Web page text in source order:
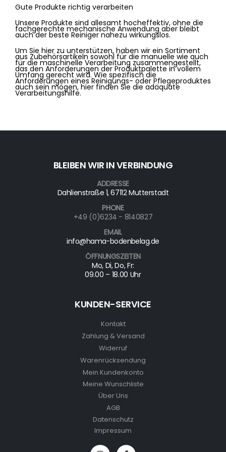
Gute Produkte richtig verarbeiten
Unsere Produkte sind allesamt hocheffektiv, ohne die
fachgerechte mechanische Anwendung aber bleibt
auch der beste Reiniger nahezu wirkungslos.
Um Sie hier zu unterstützen, haben wir ein Sortiment
aus Zubehörsartikeln sowohl für die manuelle wie auch
für die maschinelle Verarbeitung zusammengestellt,
das den Anforderungen der Produktpalette in vollem
Umfang gerecht wird. Wie spezifisch die
Anforderungen eines Reinigungs- oder Pflegeproduktes
auch sein mögen, hier finden Sie die adäquate
Verarbeitungshilfe.
BLEIBEN WIR IN VERBINDUNG
ADDRESSE
Dahlienstraße 1, 67112 Mutterstadt
PHONE
+49 (0)6234 - 8140827
EMAIL
info@hama-bodenbelag.de
ÖFFNUNGSZEITEN
Mo, Di, Do, Fr:
09.00 – 18.00 Uhr
KUNDEN-SERVICE
Kontakt
Zahlung & Versand
Widerruf
Warenrücksendung
Mein Kundenkonto
Meine Wunschliste
Über Uns
AGB
Datenschutz
Impressum